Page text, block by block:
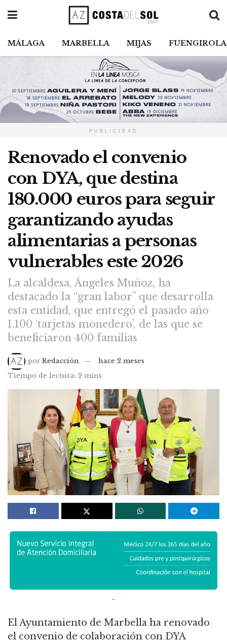
MÁLAGA MARBELLA MIJAS FUENGIROLA
PUBLICIDAD
Renovado el convenio
con DYA, que destina
180.000 euros para seguir
garantizando ayudas
alimentarias a personas
vulnerables este 2026
La alcaldesa, Ángeles Muñoz, ha
destacado la “gran labor” que desarrolla
esta entidad, que entregó el pasado año
1.100 ‘tarjetas monedero’, de las que se
beneficiaron 400 familias
por Redacción
hace 2 meses
Tiempo de lectura: 2 mins
El Ayuntamiento de Marbella ha renovado
el convenio de colaboración con DYA